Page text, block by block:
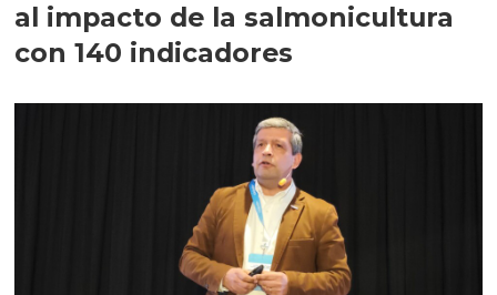
al impacto de la salmonicultura
con 140 indicadores